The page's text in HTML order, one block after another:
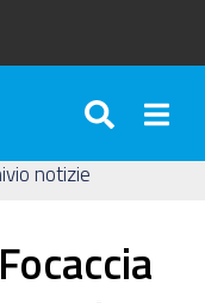
notizie